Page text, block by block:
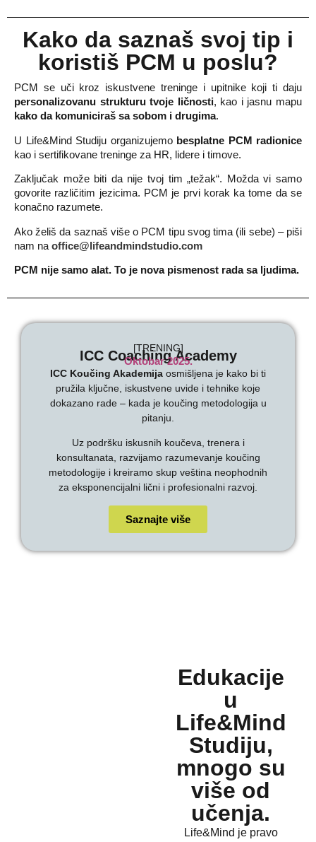
Kako da saznaš svoj tip i
koristiš PCM u poslu?
PCM se uči kroz iskustvene treninge i upitnike koji ti daju
personalizovanu strukturu tvoje ličnosti, kao i jasnu mapu
kako da komuniciraš sa sobom i drugima.
U Life&Mind Studiju organizujemo besplatne PCM radionice
kao i sertifikovane treninge za HR, lidere i timove.
Zaključak može biti da nije tvoj tim „težak“. Možda vi samo
govorite različitim jezicima. PCM je prvi korak ka tome da se
konačno razumete.
Ako želiš da saznaš više o PCM tipu svog tima (ili sebe) – piši
nam na office@lifeandmindstudio.com
PCM nije samo alat. To je nova pismenost rada sa ljudima.
[TRENING]
ICC Coaching Academy
Oktobar 2025.
ICC Koučing Akademija osmišljena je kako bi ti
pružila ključne, iskustvene uvide i tehnike koje
dokazano rade – kada je koučing metodologija u
pitanju.
Uz podršku iskusnih koučeva, trenera i
konsultanata, razvijamo razumevanje koučing
metodologije i kreiramo skup veština neophodnih
za eksponencijalni lični i profesionalni razvoj.
Saznajte više
Edukacije
u
Life&Mind
Studiju,
mnogo su
više od
učenja.
Life&Mind je pravo